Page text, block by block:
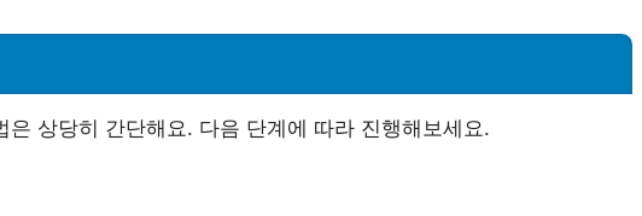
은 상당히 간단해요. 다음 단계에 따라 진행해보세요.